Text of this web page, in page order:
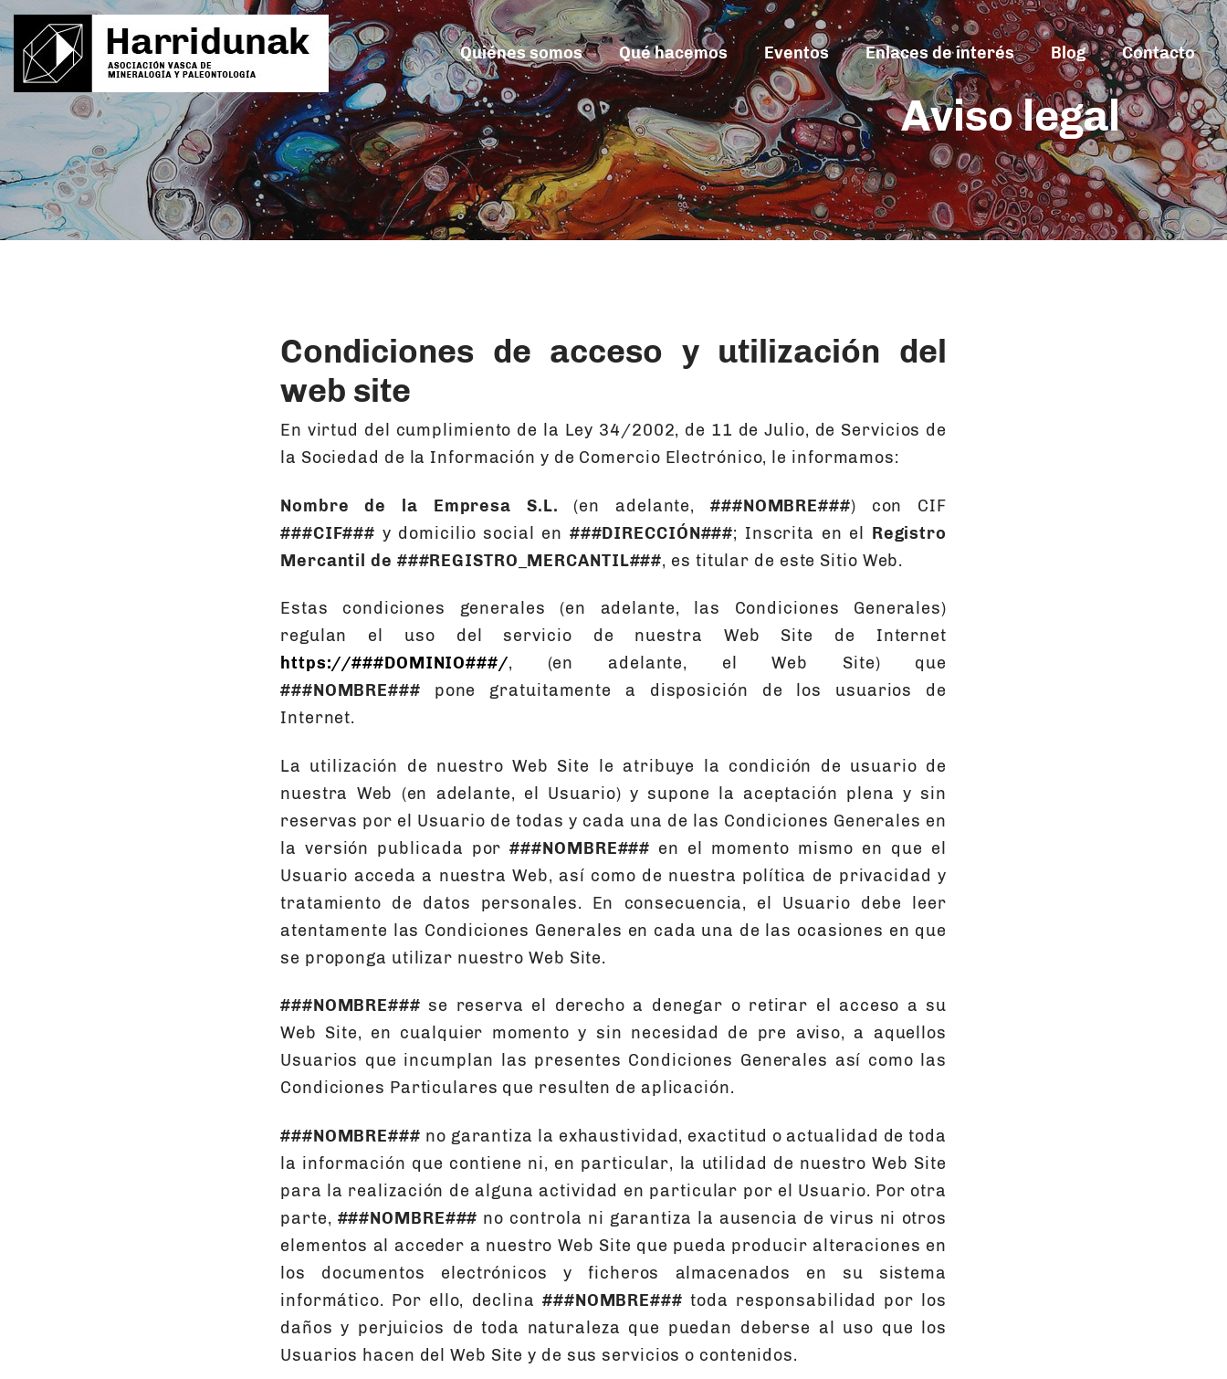
Quiénes somos Qué hacemos Eventos Enlaces de interés Blog Contacto
Aviso legal
Condiciones de acceso y utilización del
web site
En virtud del cumplimiento de la Ley 34/2002, de 11 de Julio, de Servicios de
la Sociedad de la Información y de Comercio Electrónico, le informamos:
Nombre de la Empresa S.L. (en adelante,###NOMBRE###) con CIF
###CIF### y domicilio social en ###DIRECCIÓN###; Inscrita en el Registro
Mercantil de ###REGISTRO_MERCANTIL###, es titular de este Sitio Web.
Estas condiciones generales (en adelante, las Condiciones Generales)
regulan el uso del servicio de nuestra Web Site de Internet
https://###DOMINIO###/, (en adelante, el Web Site) que
###NOMBRE### pone gratuitamente a disposición de los usuarios de
Internet.
La utilización de nuestro Web Site le atribuye la condición de usuario de
nuestra Web (en adelante, el Usuario) y supone la aceptación plena y sin
reservas por el Usuario de todas y cada una de las Condiciones Generales en
la versión publicada por###NOMBRE### en el momento mismo en que el
Usuario acceda a nuestra Web, así como de nuestra política de privacidad y
tratamiento de datos personales. En consecuencia, el Usuario debe leer
atentamente las Condiciones Generales en cada una de las ocasiones en que
se proponga utilizar nuestro Web Site.
###NOMBRE### se reserva el derecho a denegar o retirar el acceso a su
Web Site, en cualquier momento y sin necesidad de pre aviso, a aquellos
Usuarios que incumplan las presentes Condiciones Generales así como las
Condiciones Particulares que resulten de aplicación.
###NOMBRE### no garantiza la exhaustividad, exactitud o actualidad de toda
la información que contiene ni, en particular, la utilidad de nuestro Web Site
para la realización de alguna actividad en particular por el Usuario. Por otra
parte, ###NOMBRE### no controla ni garantiza la ausencia de virus ni otros
elementos al acceder a nuestro Web Site que pueda producir alteraciones en
los documentos electrónicos y ficheros almacenados en su sistema
informático. Por ello, declina ###NOMBRE### toda responsabilidad por los
daños y perjuicios de toda naturaleza que puedan deberse al uso que los
Usuarios hacen del Web Site y de sus servicios o contenidos.